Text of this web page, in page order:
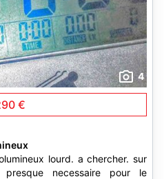
4
€
lourd. a chercher. sur
necessaire pour le